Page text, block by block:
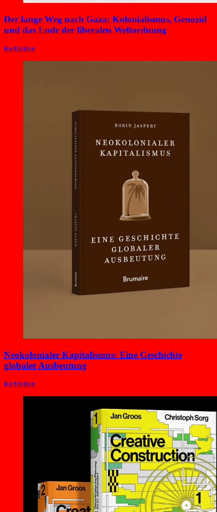
Der lange Weg nach Gaza: Kolonialismus, Genozid
und das Ende der liberalen Weltordnung
Redaktion
Neokolonialer Kapitalismus: Eine Geschichte
globaler Ausbeutung
Redaktion